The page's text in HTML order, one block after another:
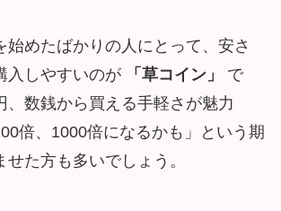
始めたばかりの人にとって、安さ
入しやすいのが
「草コイン」
で
、数銭から買える手軽さが魅力
倍、1000倍になるかも」という期
た方も多いでしょう。